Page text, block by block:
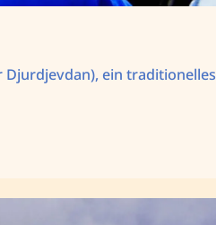
Djurdjevdan), ein traditionelles